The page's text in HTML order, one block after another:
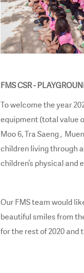
FMS CSR -
To welcome the year
equipment (total value
Moo 6, Tra Saeng ,
children living through
children’s physical and
Our FMS team would
beautiful smiles from
for the rest of 2020 and